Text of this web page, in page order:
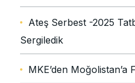
Ateş Serbest -2025
Sergiledik
MKE’den Moğolistan’a